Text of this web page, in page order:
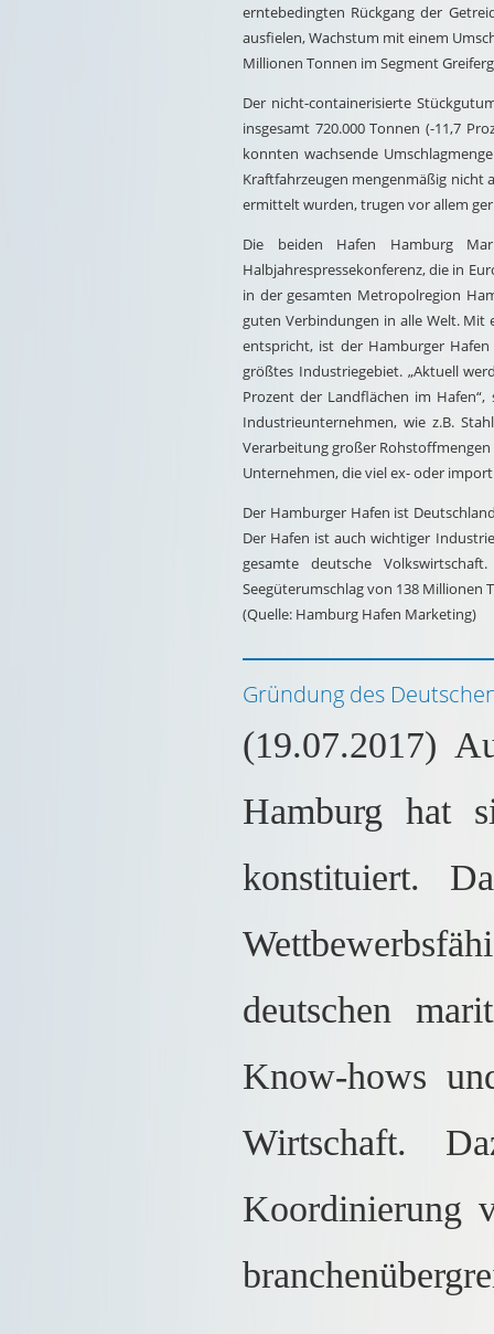
erntebedingten Rückgang der
ausfielen, Wachstum mit einem
Millionen Tonnen im Segment
Der nicht-containerisierte
insgesamt 720.000 Tonnen (-11,7
konnten wachsende
Kraftfahrzeugen mengenmäßig nicht
ermittelt wurden, trugen vor allem
Die beiden Hafen Hamburg
Halbjahrespressekonferenz, die in
in der gesamten Metropolregion
guten Verbindungen in alle Welt. Mit
entspricht, ist der Hamburger
größtes Industriegebiet. „Aktuell
Prozent der Landflächen im
Industrieunternehmen, wie z.B.
Verarbeitung großer
Unternehmen, die viel ex- oder
Der Hamburger Hafen ist
Der Hafen ist auch wichtiger
gesamte deutsche
Seegüterumschlag von 138 Millionen
(Quelle: Hamburg Hafen Marketing)
Gründung des
(19.07.2017)
Hamburg hat
konstituiert.
deutschen
Know-hows
Wirtschaft.
Koordinierung